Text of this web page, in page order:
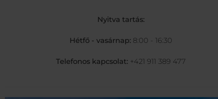
Nyitva tartás:
Hétfő - vasárnap: 8:00 - 16:30
Telefonos kapcsolat: +421 911 389 477